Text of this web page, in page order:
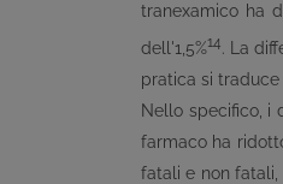
tranexamico ha
dell'1,5%14. La
pratica si
Nello specifico, i
farmaco ha
fatali e non fatali,